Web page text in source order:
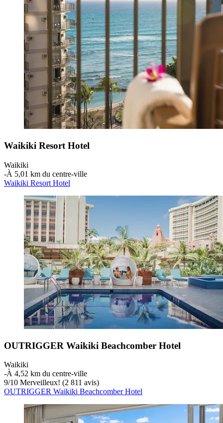
Waikiki Resort Hotel
Waikiki
‐À 5,01 km du centre-ville
Waikiki Resort Hotel
OUTRIGGER Waikiki Beachcomber Hotel
Waikiki
‐À 4,52 km du centre-ville
9/10 Merveilleux! (2 811 avis)
OUTRIGGER Waikiki Beachcomber Hotel